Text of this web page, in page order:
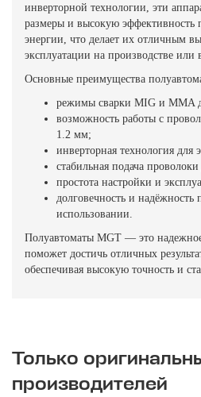
инверторной технологии, эти
размеры и высокую эффективность
энергии, что делает их отличным
эксплуатации на производстве или
Основные преимущества
режимы сварки MIG и MMA
возможность работы с
1.2 мм;
инверторная технология для
стабильная подача
простота настройки и
долговечность и надёжность
использовании.
Полуавтоматы MGT — это
поможет достичь отличных
обеспечивая высокую точность и
Только
производителей